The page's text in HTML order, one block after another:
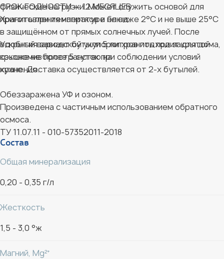
физические нагрузки. Может служить основой для
приготовления напитков и блюд.
Удобный вариант бутыли 5 литров подходит для дома,
сэкономив пространство на
кухне. Доставка осуществляется от 2-х бутылей.
СРОК ГОДНОСТИ — 12 МЕСЯЦЕВ.
Хранить при температуре не ниже 2°С и не выше 25°С
в защищённом от прямых солнечных лучей. После
вскрытия заводской укупорки хранить при закрытой
крышке не более 5 суток при соблюдении условий
хранения.
Обеззаражена УФ и озоном.
Произведена с частичным использованием обратного
осмоса.
ТУ 11.07.11 - 010-57352011-2018
Состав
Общая минерализация
0,20 - 0,35 г/л
Жесткость
1,5 - 3,0 °ж
Магний, Mg²⁺